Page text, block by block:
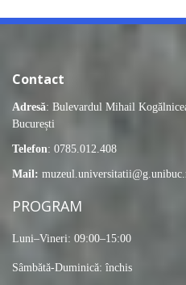
Contact
Adresă: Bulevardul Mihail
București
Telefon: 0785.012.408
Mail:
PROGRAM
Luni–Vineri: 09:00–15:00
Sâmbătă-Duminică: închis